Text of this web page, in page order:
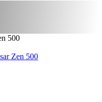
Zen 500